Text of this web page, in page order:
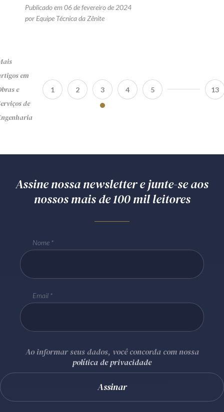
Publicado em 06 de fevereiro de 2024
por Equipe Técnica da Zênite
em
e
de
1 2 3 4 5 13
Assine nossa newsletter e junte-se aos
nossos mais de 100 mil leitores
Nome
Email
Ao informar seus dados, você concorda com nossa
política de privacidade